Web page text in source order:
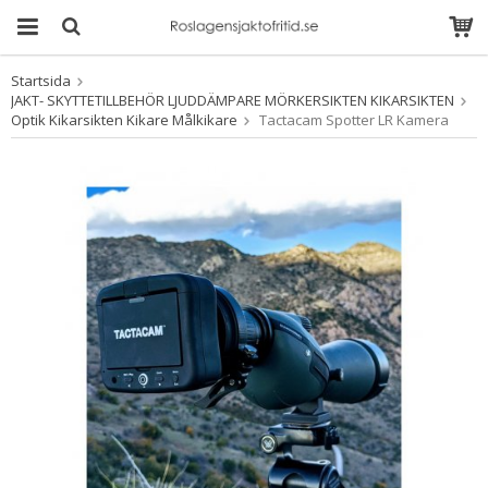
Produkten har blivit
tillagd i varukorgen
Startsida
JAKT- SKYTTETILLBEHÖR LJUDDÄMPARE MÖRKERSIKTEN KIKARSIKTEN
Optik Kikarsikten Kikare Målkikare
Tactacam Spotter LR Kamera